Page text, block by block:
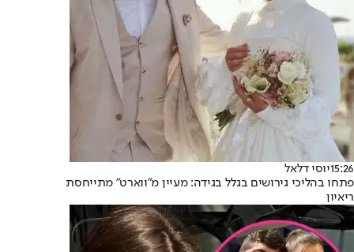
15:26יוסי דלאל
פתחו בהליכי גירושים בגלל בגידה: מעיין מ"ווארט" מתייחסת
ריאיון